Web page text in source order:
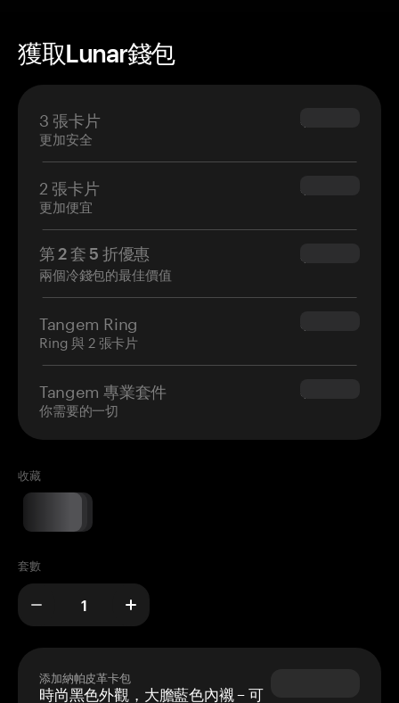
獲取Lunar錢包
3 張卡片
更加安全
$69.90
2 張卡片
更加便宜
$54.90
第 2 套 5 折優惠
兩個冷錢包的最佳價值
$34.95
Tangem Ring
Ring 與 2 張卡片
$160.00
Tangem 專業套件
你需要的一切
$180.00
收藏
套數
添加納帕皮革卡包
時尚黑色外觀，大膽藍色內襯 – 可